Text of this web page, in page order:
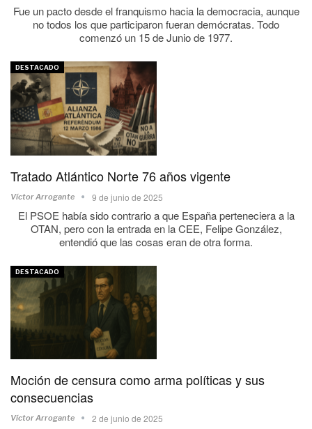
Fue un pacto desde el franquismo hacia la democracia, aunque
no todos los que participaron fueran demócratas. Todo
comenzó un 15 de Junio de 1977.
DESTACADO
Tratado Atlántico Norte 76 años vigente
Víctor Arrogante 9 de junio de 2025
El PSOE había sido contrario a que España perteneciera a la
OTAN, pero con la entrada en la CEE, Felipe González,
entendió que las cosas eran de otra forma.
DESTACADO
Moción de censura como arma políticas y sus
consecuencias
Víctor Arrogante 2 de junio de 2025